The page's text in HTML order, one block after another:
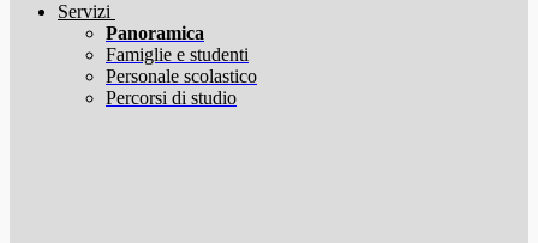
Servizi
Panoramica
Famiglie e studenti
Personale scolastico
Percorsi di studio